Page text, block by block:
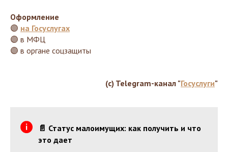
Оформление
🟣 на Госуслугах
🟣 в МФЦ
🟣 в органе соцзащиты
(c) Telegram-канал "Госуслуги"
📄 Статус малоимущих: как получить и что
это дает